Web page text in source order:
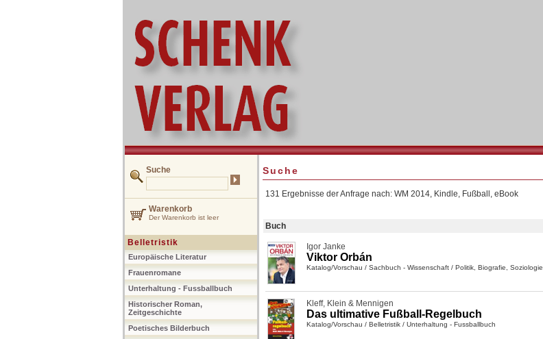
Suche
Warenkorb
Der Warenkorb ist leer
Belletristik
Europäische Literatur
Frauenromane
Unterhaltung - Fussballbuch
Historischer Roman,
Zeitgeschichte
Poetisches Bilderbuch
Suche
131 Ergebnisse der Anfrage nach: WM 2014, Kindle, Fußball, eBook
Buch
Igor Janke
Viktor Orbán
Katalog/Vorschau / Sachbuch - Wissenschaft / Politik, Biografie, Soziologie
Kleff, Klein & Mennigen
Das ultimative Fußball-Regelbuch
Katalog/Vorschau / Belletristik / Unterhaltung - Fussballbuch